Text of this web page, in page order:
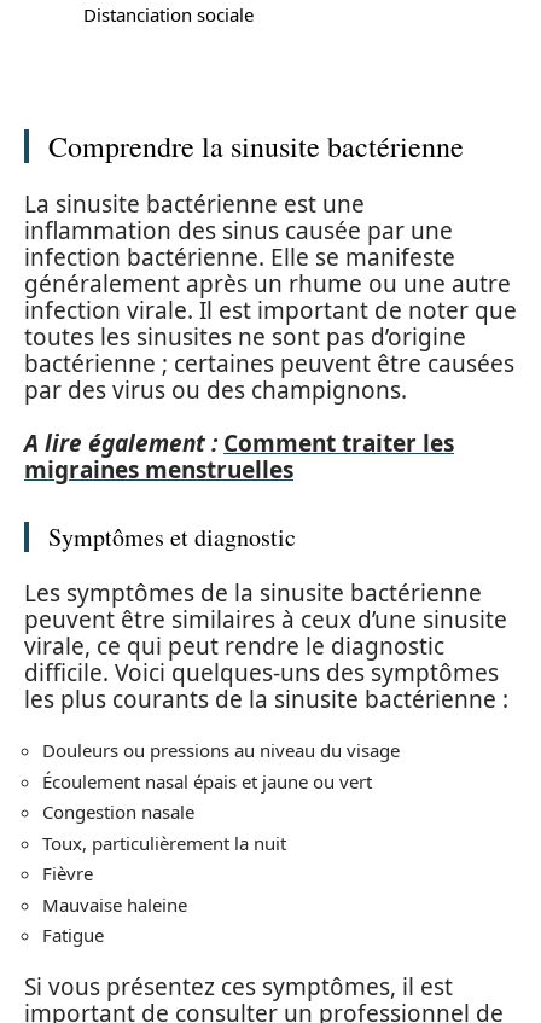
Distanciation sociale
Comprendre la sinusite bactérienne
La sinusite bactérienne est une
inflammation des sinus causée par une
infection bactérienne. Elle se manifeste
généralement après un rhume ou une autre
infection virale. Il est important de noter que
toutes les sinusites ne sont pas d’origine
bactérienne ; certaines peuvent être causées
par des virus ou des champignons.
A lire également : Comment traiter les
migraines menstruelles
Symptômes et diagnostic
Les symptômes de la sinusite bactérienne
peuvent être similaires à ceux d’une sinusite
virale, ce qui peut rendre le diagnostic
difficile. Voici quelques-uns des symptômes
les plus courants de la sinusite bactérienne :
Douleurs ou pressions au niveau du visage
Écoulement nasal épais et jaune ou vert
Congestion nasale
Toux, particulièrement la nuit
Fièvre
Mauvaise haleine
Fatigue
Si vous présentez ces symptômes, il est
important de consulter un professionnel de